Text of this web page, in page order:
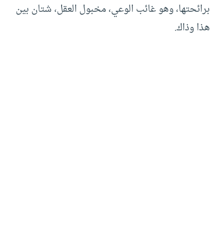
برائحتها، وهو غائب الوعي، مخبول العقل، شتان بين
هذا وذاك.